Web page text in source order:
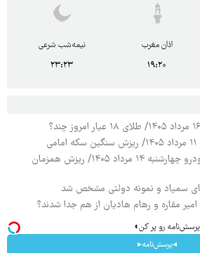
اذان مغرب
۱۹:۲۰
نیمه‌شب شرعی
۲۳:۲۳
قیمت محصولات ایران خودرو چهارشنبه ۱۴ مرداد ۱۴۰۵/ ریزش همزمان
سمپاد و نمونه دولتی مشخص شد
مقاره و رهام هادیان از هم جدا شدند؟
رو پر کن◖
◂پرسش‌نامه▸